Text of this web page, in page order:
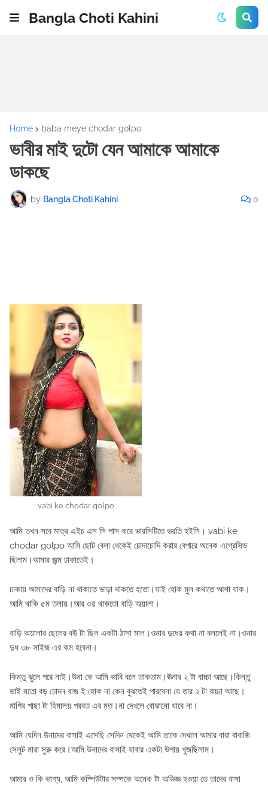
Bangla Choti Kahini
Home baba meye chodar golpo
ভাবীর মাই দুটো যেন আমাকে আমাকে
ডাকছে
by Bangla Choti Kahini 0
vabi ke chodar golpo
আমি তখন সবে মাত্র এইচ এস সি পাস করে ভারসিটিতে ভরতি হইসি। vabi ke
chodar golpo আমি ছোট বেলা থেকেই চোদাচোদি করার বেপারে অনেক এগ্রেসিভ
ছিলাম।আমার জন্ম ঢাকাতেই।
ঢাকায় আমাদের বাড়ি না থাকাতে ভাড়া থাকতে হতো।যাই হোক মুল কথাতে আশা যাক।
আমি থাকি ৫ম তলায়।আর ৩য় থাকতো বাড়ি অয়ালা।
বাড়ি অয়ালার ছেলের বউ টা ছিল একটা ঠাসা মাল।ওনার দুধের কথা না বললেই না।ওনার
দুধ ৩৮ সাইজ এর কম হবেনা।
কিন্তু ঝুলে পরে নাই।উনা কে আমি ভাবি বলে তাকতাম।ঊনার ২ টা বাচ্চা আছে।কিন্তু
ভাই যতো বড় চোদন বাজ ই হোক না কেন বুঝতেই পারবেনা যে তার ২ টা বাচ্চা আছে।
মাগির পাছা টা হিমালয় পরবত এর মত।না দেখলে বোঝানো যাবে না।
আমি যেদিন উনাদের বাসাই এসেছি সেদিন থেকেই আমি তাকে দেখলে আমার বারা বাবাজি
সেলুট মারা সুরু করে।আমি উনাদের বাসাই যাবার একটা উপায় খুজছিলাম।
আমার ও কি ভাগ্য, আমি কম্পিউটার সম্পকে অনেক টা অভিজ্ঞ হওয়া তে তাদের বাসা